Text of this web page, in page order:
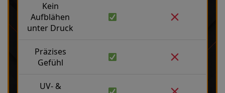
Kein
Aufblähen
unter Druck
Präzises
Gefühl
UV- &